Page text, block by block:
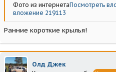
Фото из интернетаПосмотреть
вложение 219113
Ранние короткие крылья!
Олд Джек